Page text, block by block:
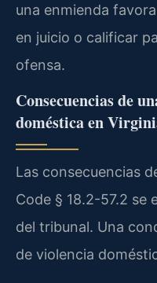
una enmienda
en juicio o calificar
ofensa.
Consecuencias de
doméstica en
Las consecuencias
Code § 18.2-57.2 se
del tribunal. Una
de violencia